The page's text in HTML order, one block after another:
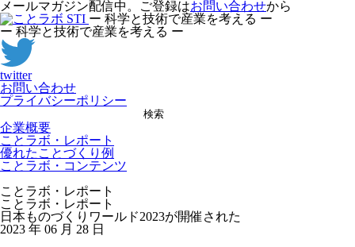
メールマガジン配信中。ご登録はお問い合わせから
ー 科学と技術で産業を考える ー
ー 科学と技術で産業を考える ー
twitter
お問い合わせ
プライバシーポリシー
検索
企業概要
ことラボ・レポート
優れたことづくり例
ことラボ・コンテンツ
ことラボ・レポート
ことラボ・レポート
日本ものづくりワールド2023が開催された
2023 年 06 月 28 日